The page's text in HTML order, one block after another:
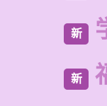
新
新